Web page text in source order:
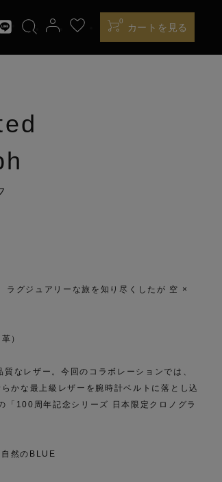
0
カートを見る
グジュアリーな旅を知り尽くしたが 空 ×
）
なレザー。今回のコラボレーションでは、
かな最上級レザーを腕時計ベルトに落とし込
100周年記念シリーズ 日本限定クロノグラ
然のBLUE